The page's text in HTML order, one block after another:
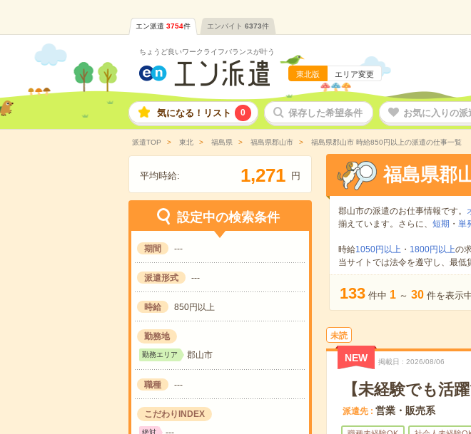
エン派遣 3754件 エンバイト 6373件
ちょうど良いワークライフバランスが叶う
東北版 エリア変更
気になる！リスト 0 保存した希望条件 お気に入りの派
派遣TOP 東北 福島県 福島県郡山市 福島県郡山市 時給850円以上の派遣の仕事一覧
平均時給: 1,271 円
設定中の検索条件
期間 ---
派遣形式 ---
時給 850円以上
勤務地
勤務エリア 郡山市
職種 ---
こだわりINDEX
絶対
福島県郡
郡山市の派遣のお仕事情報です。
揃えています。さらに、 短期 ・ 単
時給1050円以上・ 1800円以上の
当サイトでは法令を遵守し、最低
133 件中 1 ～ 30 件を表示
未読
NEW 掲載日 2026/08/06
【未経験でも活
派遣先 営業・販売系